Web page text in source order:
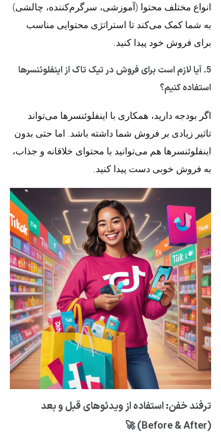
انواع مختلف محتوا (آموزشی، سرگرم‌کننده، چالشی)
به شما کمک می‌کند تا استراتژی محتوایی مناسب
برای فروش خود پیدا کنید.
5. آیا لازم است برای فروش در تیک تاک از اینفلوئنسرها
استفاده کنیم؟
اگر بودجه دارید، همکاری با اینفلوئنسرها می‌تواند
تاثیر زیادی بر فروش شما داشته باشد. اما حتی بدون
اینفلوئنسرها هم می‌توانید با محتوای خلاقانه و جذاب،
به فروش خوبی دست پیدا کنید.
ترفند خفن: استفاده از ویدئوهای قبل و بعد
(Before & After) 🚀